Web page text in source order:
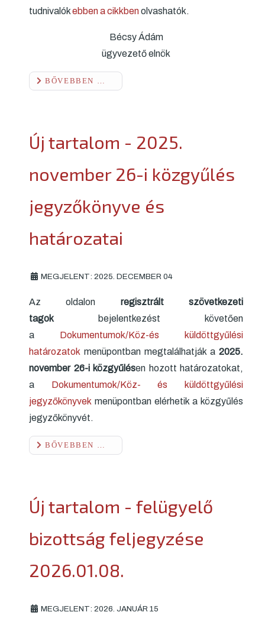
tudnivalókebben a cikkbenolvashatók.
Bécsy Ádám
ügyvezető elnök
BŐVEBBEN …
Új tartalom - 2025.
november 26-i közgyűlés
jegyzőkönyve és
határozatai
MEGJELENT: 2025. DECEMBER 04
Az oldalon regisztrált szövetkezeti
tagok bejelentkezést követően
a Dokumentumok/Köz-és küldöttgyűlési
határozatok menüpontban megtalálhatják a 2025.
november 26-i közgyűlésen hozott határozatokat,
a Dokumentumok/Köz- és küldöttgyűlési
jegyzőkönyvek menüpontban elérhetik a közgyűlés
jegyzőkönyvét.
BŐVEBBEN …
Új tartalom - felügyelő
bizottság feljegyzése
2026.01.08.
MEGJELENT: 2026. JANUÁR 15